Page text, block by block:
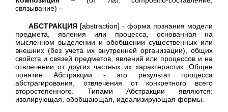
связывание) –
АБСТРАКЦИЯ[abstraction] - форма познания модели
предмета, явления или процесса, основанная на
мысленном выделении и обобщении существенных или
внешних (без учета их внутренней организации), общих
свойств и связей предметов, явлений или процессов и на
отвлечении от других частных их характеристик. Общее
понятие Абстракции - это результат процесса
абстрагирования, отвлечения от конкретного всего
второстепенного. Типами Абстракции являются:
изолирующая, обобщающая, идеализирующая формы.